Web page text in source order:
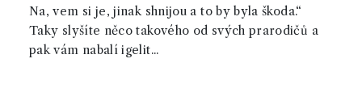
Na, vem si je, jinak shnijou a to by byla škoda.“
Taky slyšíte něco takového od svých prarodičů a
pak vám nabalí igelit...